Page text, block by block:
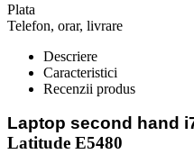
Plata
Telefon, orar, livrare
Descriere
Caracteristici
Recenzii produs
Laptop second hand
Latitude E5480